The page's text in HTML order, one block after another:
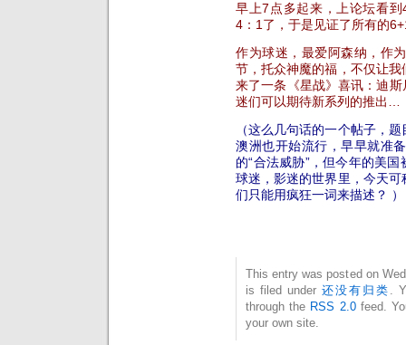
早上7点多起来，上论坛看
4：1了，于是见证了所有的
作为球迷，最爱阿森纳，作
节，托众神魔的福，不仅让
来了一条《星战》喜讯：迪
迷们可以期待新系列的推出…
（这么几句话的一个帖子，
澳洲也开始流行，早早就准
的“合法威胁”，但今年的美
球迷，影迷的世界里，今天
们只能用疯狂一词来描述？ ）
This entry was posted on
is filed under 还没有归类 .
through the RSS 2.0feed.
your own site.